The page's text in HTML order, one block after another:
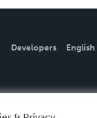
Developers English